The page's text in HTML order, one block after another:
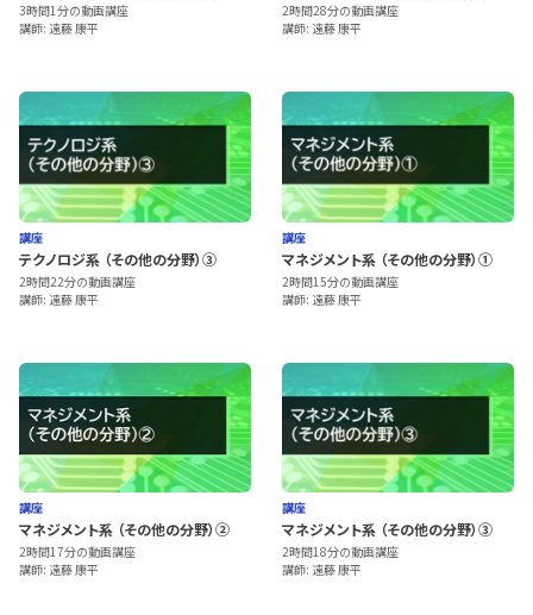
3時間1分の動画講座
講師: 遠藤 康平
2時間28分の動画講座
講師: 遠藤 康平
講座
テクノロジ系 （その他の分野）③
2時間22分の動画講座
講師: 遠藤 康平
講座
マネジメント系 （その他の分野）①
2時間15分の動画講座
講師: 遠藤 康平
講座
マネジメント系 （その他の分野）②
2時間17分の動画講座
講師: 遠藤 康平
講座
マネジメント系 （その他の分野）③
2時間18分の動画講座
講師: 遠藤 康平